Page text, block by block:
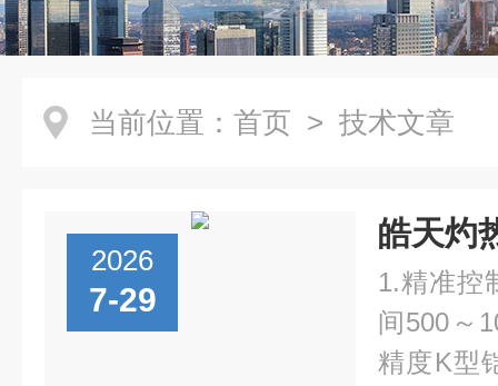
当前位置： 首页 > 技术文章
2026
7-29
皓天灼
1.精准控
间500～
精度K型